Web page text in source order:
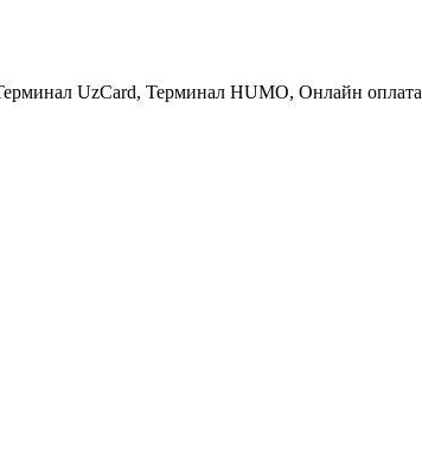
UzCard, Терминал HUMO, Онлайн оплата